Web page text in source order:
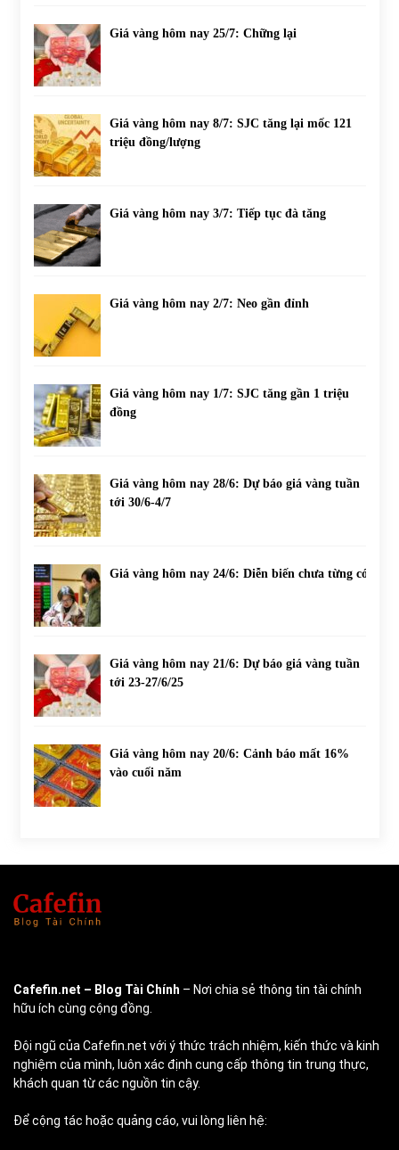
Giá vàng hôm nay 25/7: Chững lại
Giá vàng hôm nay 8/7: SJC tăng lại mốc 121
triệu đồng/lượng
Giá vàng hôm nay 3/7: Tiếp tục đà tăng
Giá vàng hôm nay 2/7: Neo gần đỉnh
Giá vàng hôm nay 1/7: SJC tăng gần 1 triệu
đồng
Giá vàng hôm nay 28/6: Dự báo giá vàng tuần
tới 30/6-4/7
Giá vàng hôm nay 24/6: Diễn biến chưa từng có
Giá vàng hôm nay 21/6: Dự báo giá vàng tuần
tới 23-27/6/25
Giá vàng hôm nay 20/6: Cảnh báo mất 16%
vào cuối năm
Cafefin.net – Blog Tài Chính – Nơi chia sẻ thông tin tài chính
hữu ích cùng cộng đồng.
Đội ngũ của Cafefin.net với ý thức trách nhiệm, kiến thức và kinh
nghiệm của mình, luôn xác định cung cấp thông tin trung thực,
khách quan từ các nguồn tin cậy.
Để cộng tác hoặc quảng cáo, vui lòng liên hệ: